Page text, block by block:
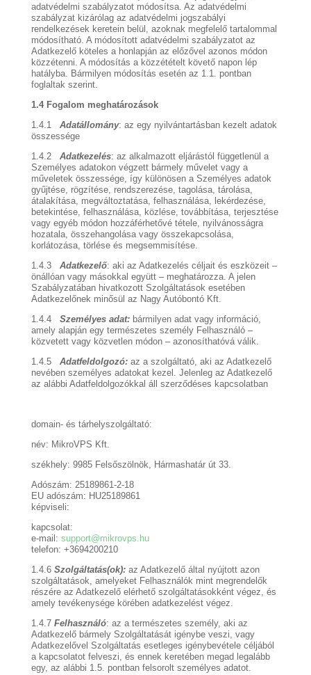
adatvédelmi szabályzatot módosítsa. Az adatvédelmi
szabályzat kizárólag az adatvédelmi jogszabályi
rendelkezések keretein belül, azoknak megfelelő tartalommal
módosítható. A módosított adatvédelmi szabályzatot az
Adatkezelő köteles a honlapján az előzővel azonos módon
közzétenni. A módosítás a közzétételt követő napon lép
hatályba. Bármilyen módosítás esetén az 1.1. pontban
foglaltak szerint.
1.4 Fogalom meghatározások
1.4.1 Adatállomány: az egy nyilvántartásban kezelt adatok
összessége
1.4.2 Adatkezelés: az alkalmazott eljárástól függetlenül a
Személyes adatokon végzett bármely művelet vagy a
műveletek összessége, így különösen a Személyes adatok
gyűjtése, rögzítése, rendszerezése, tagolása, tárolása,
átalakítása, megváltoztatása, felhasználása, lekérdezése,
betekintése, felhasználása, közlése, továbbítása, terjesztése
vagy egyéb módon hozzáférhetővé tétele, nyilvánosságra
hozatala, összehangolása vagy összekapcsolása,
korlátozása, törlése és megsemmisítése.
1.4.3 Adatkezelő: aki az Adatkezelés céljait és eszközeit –
önállóan vagy másokkal együtt – meghatározza. A jelen
Szabályzatában hivatkozott Szolgáltatások esetében
Adatkezelőnek minősül az Nagy Autóbontó Kft.
1.4.4 Személyes adat: bármilyen adat vagy információ,
amely alapján egy természetes személy Felhasználó –
közvetett vagy közvetlen módon – azonosíthatóvá válik.
1.4.5 Adatfeldolgozó: az a szolgáltató, aki az Adatkezelő
nevében személyes adatokat kezel. Jelenleg az Adatkezelő
az alábbi Adatfeldolgozókkal áll szerződéses kapcsolatban
domain- és tárhelyszolgáltató:
név: MikroVPS Kft.
székhely: 9985 Felsőszölnök, Hármashatár út 33.
Adószám: 25189861-2-18
EU adószám: HU25189861
képviseli:
kapcsolat:
e-mail: support@mikrovps.hu
telefon: +3694200210
1.4.6 Szolgáltatás(ok): az Adatkezelő által nyújtott azon
szolgáltatások, amelyeket Felhasználók mint megrendelők
részére az Adatkezelő elérhető szolgáltatásokként végez, és
amely tevékenysége körében adatkezelést végez.
1.4.7 Felhasználó: az a természetes személy, aki az
Adatkezelő bármely Szolgáltatását igénybe veszi, vagy
Adatkezelővel Szolgáltatás esetleges igénybevétele céljából
a kapcsolatot felveszi, és ennek keretében megad legalább
egy, az alábbi 1.5. pontban felsorolt személyes adatot.